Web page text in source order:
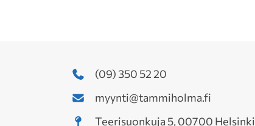
(09) 350 52 20
myynti@tammiholma.fi
Teerisuonkuja 5, 00700 Helsinki